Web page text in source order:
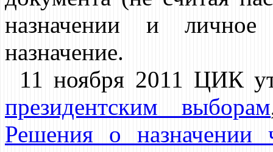
назначении и
назначение.
11 ноября 2011 ЦИК
президентским выборам
Решения о